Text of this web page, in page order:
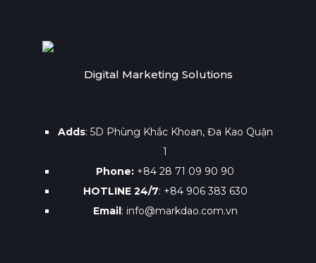
Digital Marketing Solutions
Adds: 5D Phùng Khắc Khoan, Đa Kao Quận
1
Phone: +84 28 71 09 90 90
HOTLINE 24/7: +84 906 383 630
Email: info@markdao.com.vn